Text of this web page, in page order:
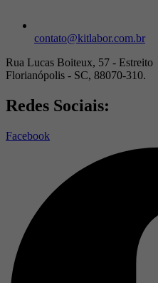
contato@kitlabor.com.br
Rua Lucas Boiteux, 57 - Estreito
Florianópolis - SC, 88070-310.
Redes Sociais:
Facebook